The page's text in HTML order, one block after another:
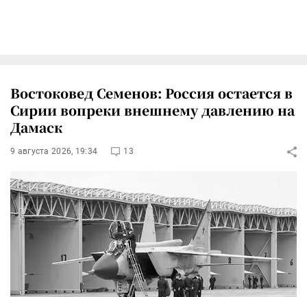
Востоковед Семенов: Россия остается в
Сирии вопреки внешнему давлению на
Дамаск
9 августа 2026, 19:34 13